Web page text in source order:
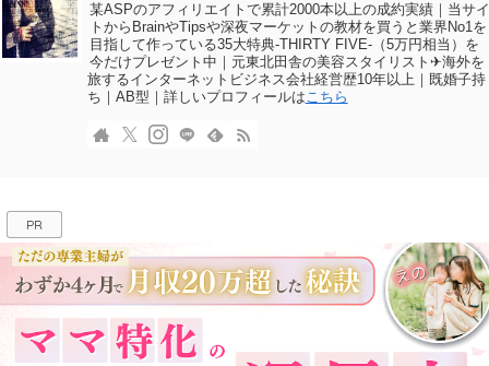
某ASPのアフィリエイトで累計2000本以上の成約実績｜当サ
トからBrainやTipsや深夜マーケットの教材を買うと業界No1を
目指して作っている35大特典-THIRTY FIVE-（5万円相当）を
今だけプレゼント中｜元東北田舎の美容スタイリスト✈海外を
旅するインターネットビジネス会社経営歴10年以上｜既婚子持
ち｜AB型｜詳しいプロフィールはこちら
PR